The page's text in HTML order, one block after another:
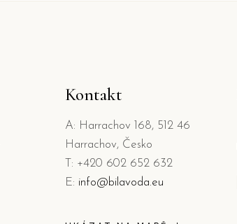
Kontakt
A: Harrachov 168, 512 46
Harrachov, Česko
T: +420 602 652 632
E: info@bilavoda.eu